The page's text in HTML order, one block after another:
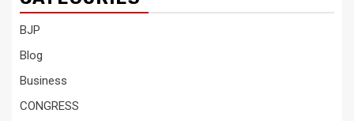
BJP
Blog
Business
CONGRESS